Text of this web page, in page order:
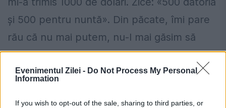
Evenimentul Zilei - Do Not Process My Personal
Information
If you wish to opt-out of the sale, sharing to third parties, or
și 500 pentru nuntă». Din păcate, îmi pare
rău că nu mai putem, nu-l mai găsim să
luăm legătura cu el că l-am ajuta", a spus
Dani Coman pentru iAMsport.ro.